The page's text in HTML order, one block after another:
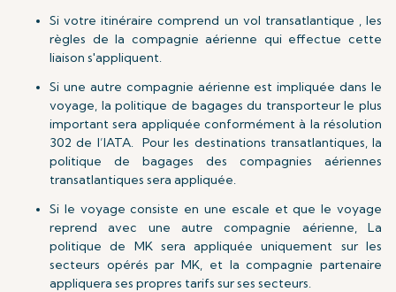
Si votre itinéraire comprend un vol transatlantique , les
règles de la compagnie aérienne qui effectue cette
liaison s'appliquent.
Si une autre compagnie aérienne est impliquée dans le
voyage, la politique de bagages du transporteur le plus
important sera appliquée conformément à la résolution
302 de l’IATA. Pour les destinations transatlantiques, la
politique de bagages des compagnies aériennes
transatlantiques sera appliquée.
Si le voyage consiste en une escale et que le voyage
reprend avec une autre compagnie aérienne, La
politique de MK sera appliquée uniquement sur les
secteurs opérés par MK, et la compagnie partenaire
appliquera ses propres tarifs sur ses secteurs.